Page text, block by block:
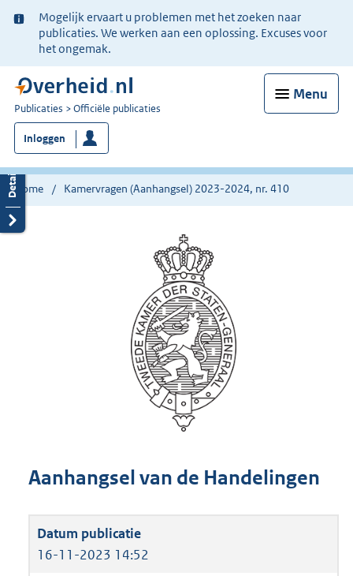
Ter
informatie:
Mogelijk ervaart u problemen met het zoeken naar
publicaties. We werken aan een oplossing. Excuses voor
het ongemak.
Menu
U
bent
nu
hier:
Publicaties Officiële publicaties
Inloggen
Home Kamervragen (Aanhangsel) 2023-2024, nr. 410
Aanhangsel van de Handelingen
16-11-2023 14:52